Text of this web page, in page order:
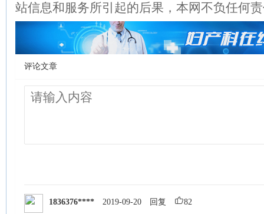
站信息和服务所引起的后果，本网不负任何
评论文章
1836376**** 2019-09-20 回复
82